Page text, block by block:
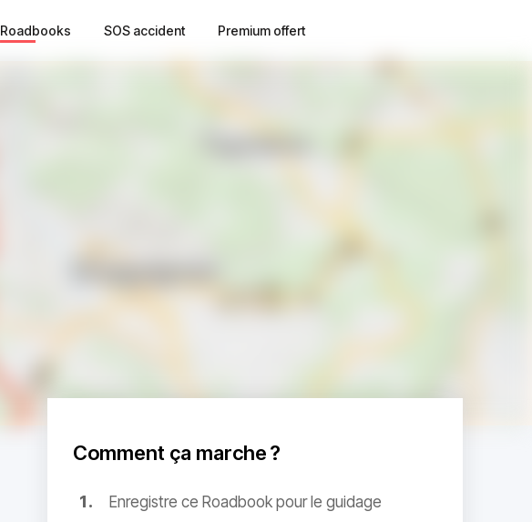
Roadbooks SOS accident Premium offert
Comment ça marche ?
Enregistre ce Roadbook pour le guidage